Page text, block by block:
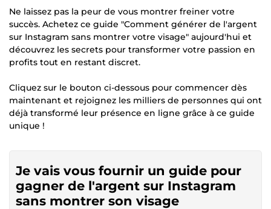
Ne laissez pas la peur de vous montrer freiner votre
succès. Achetez ce guide "Comment générer de l'argent
sur Instagram sans montrer votre visage" aujourd'hui et
découvrez les secrets pour transformer votre passion en
profits tout en restant discret.
Cliquez sur le bouton ci-dessous pour commencer dès
maintenant et rejoignez les milliers de personnes qui ont
déjà transformé leur présence en ligne grâce à ce guide
unique !
Je vais vous fournir un guide pour
gagner de l'argent sur Instagram
sans montrer son visage